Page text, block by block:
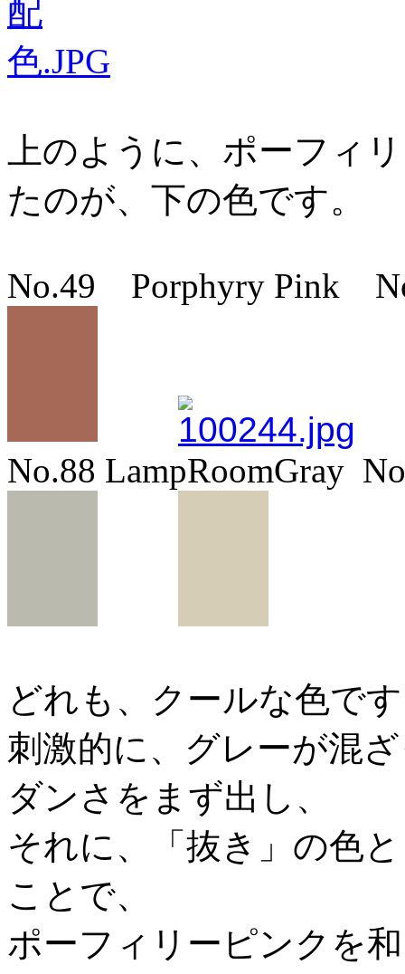
上のように、ポーフィ
たのが、下の色です。
No.49 Porphyry Pink
No.88 LampRoomGray
どれも、クールな色で
刺激的に、グレーが混
ダンさをまず出し、
それに、「抜き」の色
ことで、
ポーフィリーピンクを